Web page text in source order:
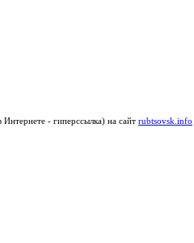
- гиперссылка) на сайт rubtsovsk.info